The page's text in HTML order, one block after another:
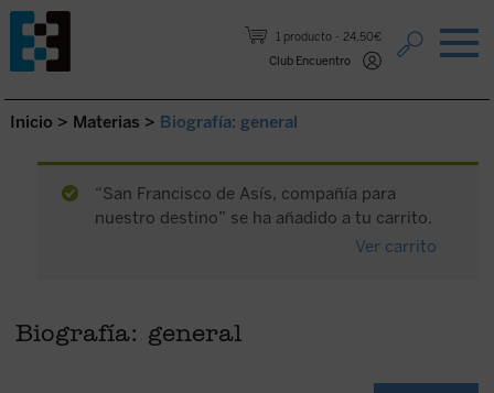
1 producto
24,50€
Club Encuentro
Saltar al contenido.
Inicio > Materias > Biografía: general
“San Francisco de Asís, compañía para
nuestro destino” se ha añadido a tu carrito.
Ver carrito
Biografía: general